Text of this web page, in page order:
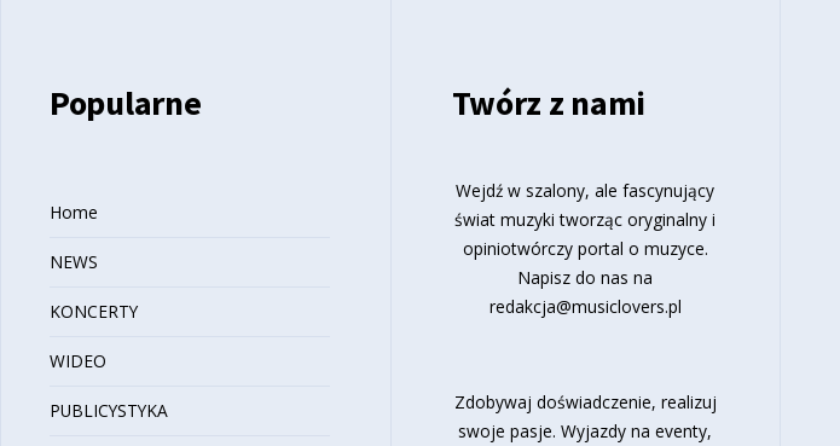
Popularne
Home
NEWS
KONCERTY
WIDEO
PUBLICYSTYKA
Twórz z nami
Wejdź w szalony, ale fascynujący
świat muzyki tworząc oryginalny i
opiniotwórczy portal o muzyce.
Napisz do nas na
redakcja@musiclovers.pl
Zdobywaj doświadczenie, realizuj
swoje pasje. Wyjazdy na eventy,